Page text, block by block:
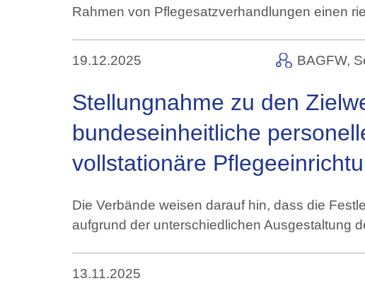
Rahmen von Pflegesatzverhandlungen einen
19.12.2025 BAGFW,
Stellungnahme zu den
bundeseinheitliche
vollstationäre
Die Verbände weisen darauf hin, dass die
aufgrund der unterschiedlichen Ausgestaltung
13.11.2025